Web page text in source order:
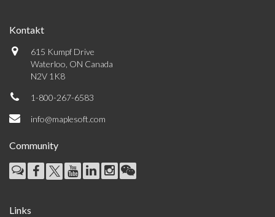
Kontakt
615 Kumpf Drive
Waterloo, ON Canada
N2V 1K8
1-800-267-6583
info@maplesoft.com
Community
Links